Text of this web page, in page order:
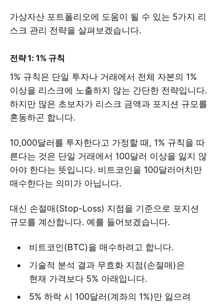
가상자산 포트폴리오에 도움이 될 수 있는 5가지 리
스크 관리 전략을 살펴보겠습니다.
전략 1: 1% 규칙
1% 규칙은 단일 투자나 거래에서 전체 자본의 1%
이상을 리스크에 노출하지 않는 간단한 전략입니다.
하지만 많은 초보자가 리스크 금액과 포지션 규모를
혼동하곤 합니다.
10,000달러를 투자한다고 가정할 때, 1% 규칙을 따
른다는 것은 단일 거래에서 100달러 이상을 잃지 않
아야 한다는 뜻입니다. 비트코인을 100달러어치만
매수한다는 의미가 아닙니다.
대신 손절매(Stop-Loss) 지점을 기준으로 포지션
규모를 계산합니다. 예를 들어보겠습니다.
비트코인(BTC)을 매수하려고 합니다.
기술적 분석 결과 무효화 지점(손절매)은
현재 가격보다 5% 아래입니다.
5% 하락 시 100달러(계좌의 1%)만 잃으려